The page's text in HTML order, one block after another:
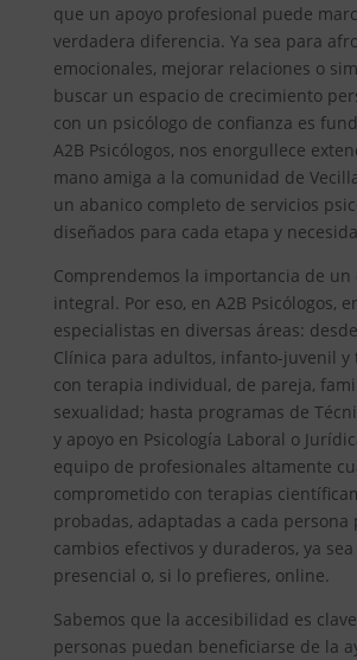
que un apoyo profesional puede
verdadera diferencia. Ya sea para
emocionales, mejorar relaciones o
buscar un espacio de crecimiento
con un psicólogo de confianza es
A2B Psicólogos, nos enorgullece
mano amiga a la comunidad de
un abanico completo de servicios
diseñados para cada etapa y
Comprendemos la importancia de un
integral. Por eso, en A2B Psicólogos,
especialistas en diversas áreas:
Clínica para adultos, infanto-juvenil y
con terapia individual, de pareja,
sexualidad; hasta programas de
y apoyo en Psicología Laboral o
equipo de profesionales altamente
comprometido con terapias
probadas, adaptadas a cada persona
cambios efectivos y duraderos, ya
presencial o, si lo prefieres, online.
Sabemos que la accesibilidad es
personas puedan beneficiarse de la